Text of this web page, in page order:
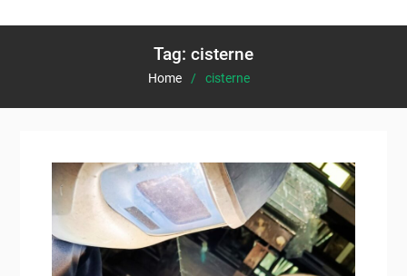
Tag: cisterne
Home cisterne